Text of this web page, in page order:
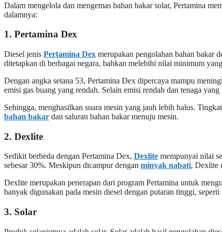
Dalam mengelola dan mengemas bahan bakar solar, Pertamina
dalamnya:
1. Pertamina Dex
Diesel jenis Pertamina Dex merupakan pengolahan bahan bakar
ditetapkan di berbagai negara, bahkan melebihi nilai minimum
Dengan angka setana 53, Pertamina Dex dipercaya mampu
emisi gas buang yang rendah. Selain emisi rendah dan tenaga
Sehingga, menghasilkan suara mesin yang jauh lebih halus.
bahan bakar dan saluran bahan bakar menuju mesin.
2. Dexlite
Sedikit berbeda dengan Pertamina Dex, Dexlite mempunyai nilai
sebesar 30%. Meskipun dicampur dengan minyak nabati, Dexlite
Dexlite merupakan penerapan dari program Pertamina untuk
banyak digunakan pada mesin diesel dengan putaran tinggi,
3. Solar